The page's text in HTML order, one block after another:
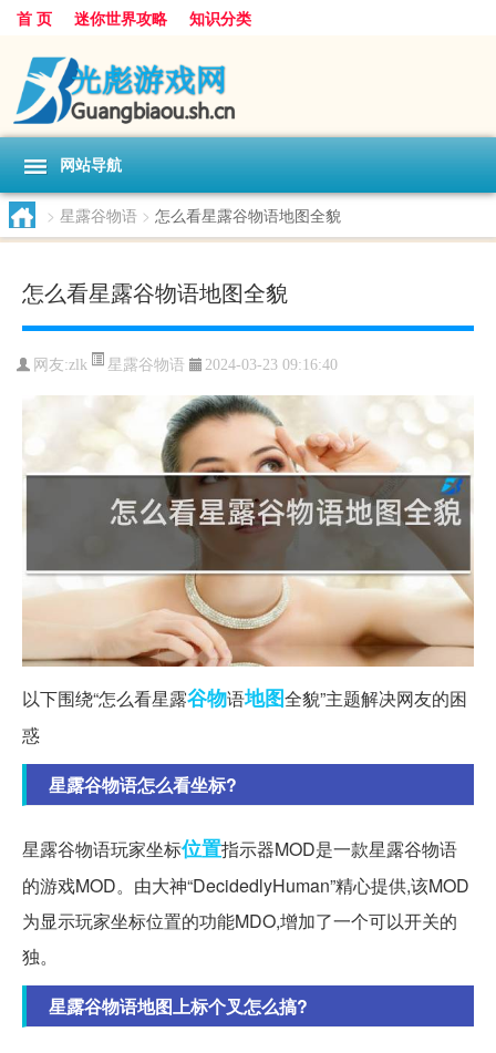
首 页 迷你世界攻略 知识分类
网站导航
> 星露谷物语 > 怎么看星露谷物语地图全貌
怎么看星露谷物语地图全貌
网友:zlk 星露谷物语 2024-03-23 09:16:40
以下围绕“怎么看星露谷物语地图全貌”主题解决网友的困
惑
星露谷物语怎么看坐标?
星露谷物语玩家坐标位置指示器MOD是一款星露谷物语
的游戏MOD。由大神“DecidedlyHuman”精心提供,该MOD
为显示玩家坐标位置的功能MDO,增加了一个可以开关的
独。
星露谷物语地图上标个叉怎么搞?